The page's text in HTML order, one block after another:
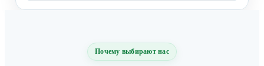
Почему выбирают нас